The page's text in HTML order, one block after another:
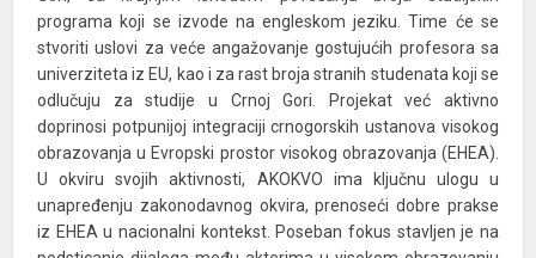
programa koji se izvode na engleskom jeziku. Time će se
stvoriti uslovi za veće angažovanje gostujućih profesora sa
univerziteta iz EU, kao i za rast broja stranih studenata koji se
odlučuju za studije u Crnoj Gori. Projekat već aktivno
doprinosi potpunijoj integraciji crnogorskih ustanova visokog
obrazovanja u Evropski prostor visokog obrazovanja (EHEA).
U okviru svojih aktivnosti, AKOKVO ima ključnu ulogu u
unapređenju zakonodavnog okvira, prenoseći dobre prakse
iz EHEA u nacionalni kontekst. Poseban fokus stavljen je na